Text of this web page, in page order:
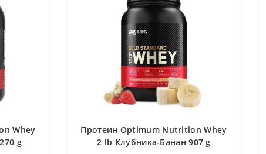
Whey
g
Протеин Optimum Nutrition Whey
2 lb Клубника-Банан 907 g